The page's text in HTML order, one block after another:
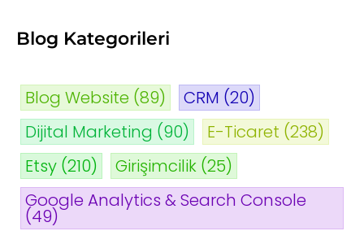
Blog Kategorileri
Blog Website (89) CRM (20)
Dijital Marketing (90) E-Ticaret (238)
Etsy (210) Girişimcilik (25)
Google Analytics & Search Console
(49)